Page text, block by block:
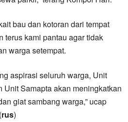
bau dan kotoran dari tempat
terus kami pantau agar tidak
warga setempat.
aspirasi seluruh warga, Unit
Unit Samapta akan meningkatkan
giat sambang warga,” ucap
rus)